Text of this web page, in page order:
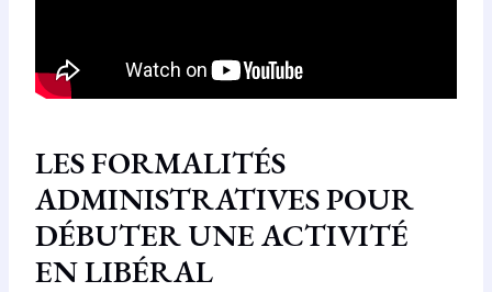
LES FORMALITÉS
ADMINISTRATIVES POUR
DÉBUTER UNE ACTIVITÉ
EN LIBÉRAL